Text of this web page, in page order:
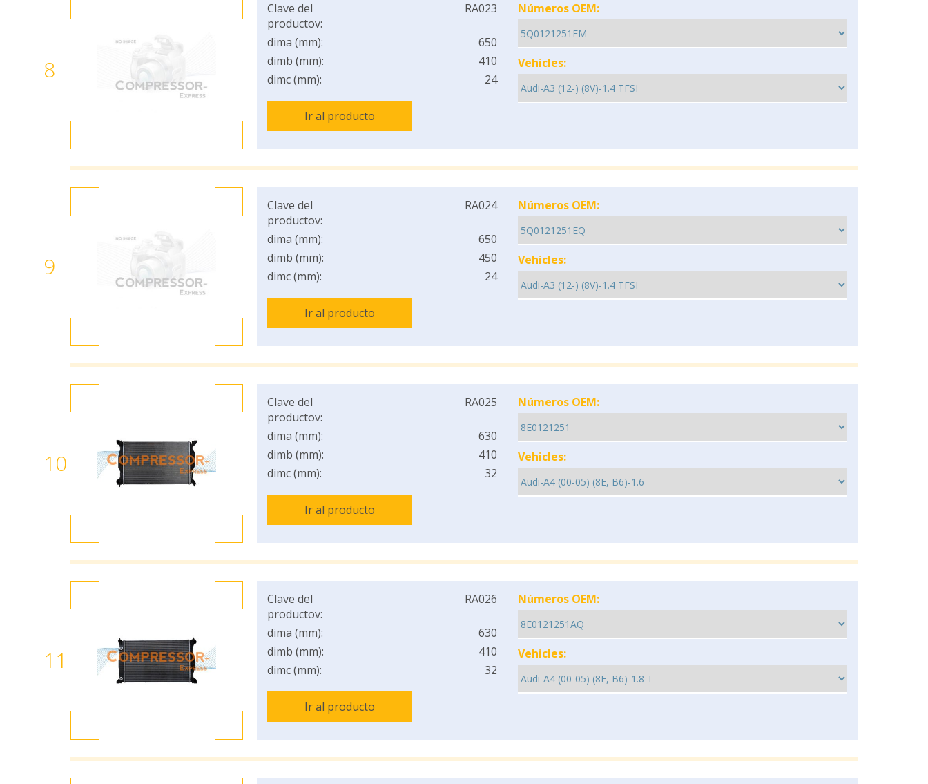
8
Clave del
productov:
RA023
dima (mm):
650
dimb (mm):
410
dimc (mm):
24
Ir al producto
Números OEM:
Vehicles:
9
Clave del
productov:
RA024
dima (mm):
650
dimb (mm):
450
dimc (mm):
24
Ir al producto
Números OEM:
Vehicles:
10
Clave del
productov:
RA025
dima (mm):
630
dimb (mm):
410
dimc (mm):
32
Ir al producto
Números OEM:
Vehicles:
11
Clave del
productov:
RA026
dima (mm):
630
dimb (mm):
410
dimc (mm):
32
Ir al producto
Números OEM:
Vehicles: